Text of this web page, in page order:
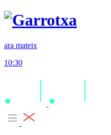
ara mateix
10:30